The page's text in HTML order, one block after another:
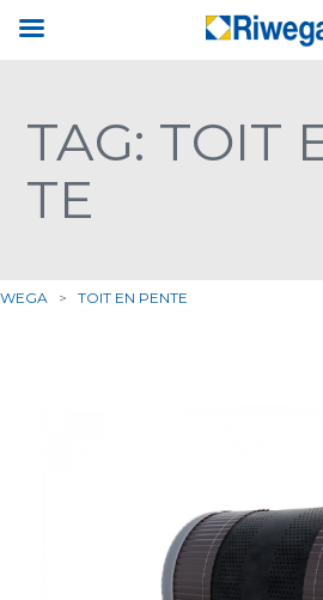
TAG: TOIT
TE
> TOIT EN PENTE